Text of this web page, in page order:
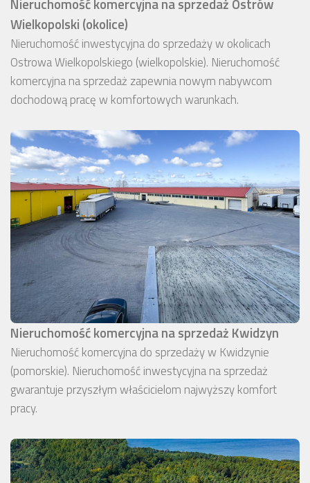
Wielkopolski (okolice)
Nieruchomość inwestycyjna do sprzedaży w okolicach
Ostrowa Wielkopolskiego (wielkopolskie). Nieruchomość
komercyjna na sprzedaż zapewnia nowym nabywcom
dochodową pracę w komfortowych warunkach.
Nieruchomość komercyjna na sprzedaż Kwidzyn
Nieruchomość komercyjna do sprzedaży w Kwidzynie
(pomorskie). Nieruchomość inwestycyjna na sprzedaż
gwarantuje przyszłym właścicielom najwyższy komfort
pracy.